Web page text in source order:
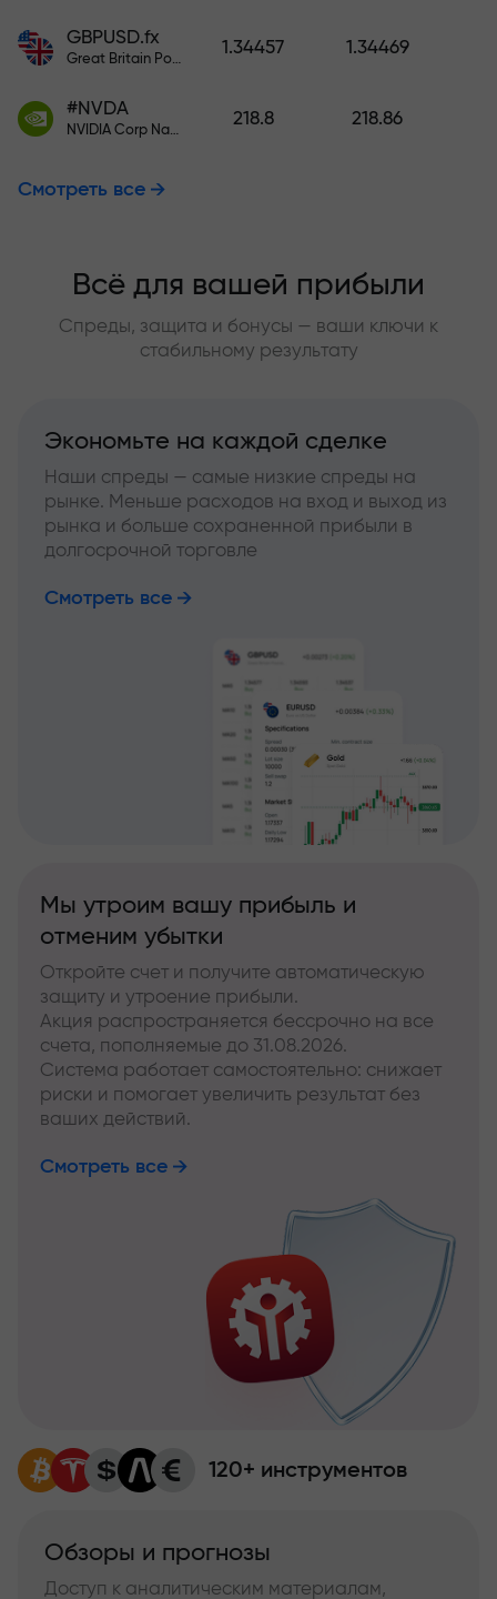
GBPUSD.fx
Great Britain Pound vs US Dollar
1.34457 1.34469
#NVDA
NVIDIA Corp Nasdaq Stock Exchange (Nasdaq) USD
218.8 218.86
Смотреть все
Всё для вашей прибыли
Спреды, защита и бонусы — ваши ключи к
стабильному результату
Экономьте на каждой сделке
Наши спреды — самые низкие спреды на
рынке. Меньше расходов на вход и выход из
рынка и больше сохраненной прибыли в
долгосрочной торговле
Смотреть все
Мы утроим вашу прибыль и
отменим убытки
Откройте счет и получите автоматическую
защиту и утроение прибыли.
Акция распространяется бессрочно на все
счета, пополняемые до 31.08.2026.
Система работает самостоятельно: снижает
риски и помогает увеличить результат без
ваших действий.
Смотреть все
120+ инструментов
Обзоры и прогнозы
Доступ к аналитическим материалам,